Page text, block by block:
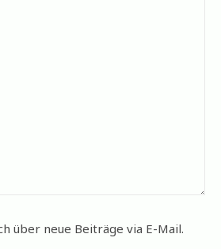
über neue Beiträge via E-Mail.